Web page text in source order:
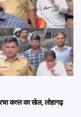
कत्ल का खेल, लोहागढ़